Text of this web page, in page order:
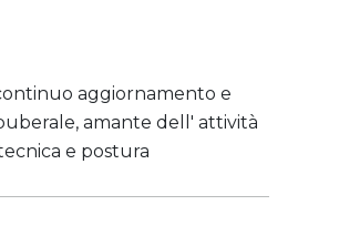
aggiornamento e
amante dell' attività
e postura